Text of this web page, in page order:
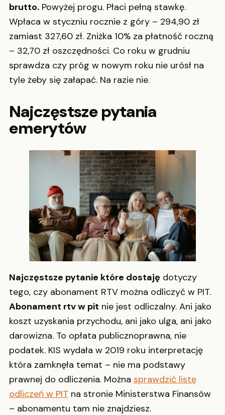
brutto. Powyżej progu. Płaci pełną stawkę.
Wpłaca w styczniu rocznie z góry – 294,90 zł
zamiast 327,60 zł. Zniżka 10% za płatność roczną
– 32,70 zł oszczędności. Co roku w grudniu
sprawdza czy próg w nowym roku nie urósł na
tyle żeby się załapać. Na razie nie.
Najczęstsze pytania
emerytów
Najczęstsze pytanie które dostaję dotyczy
tego, czy abonament RTV można odliczyć w PIT.
Abonament rtv w pit nie jest odliczalny. Ani jako
koszt uzyskania przychodu, ani jako ulga, ani jako
darowizna. To opłata publicznoprawna, nie
podatek. KIS wydała w 2019 roku interpretację
która zamknęła temat – nie ma podstawy
prawnej do odliczenia. Można sprawdzić listę
odliczeń w PIT na stronie Ministerstwa Finansów
– abonamentu tam nie znajdziesz.